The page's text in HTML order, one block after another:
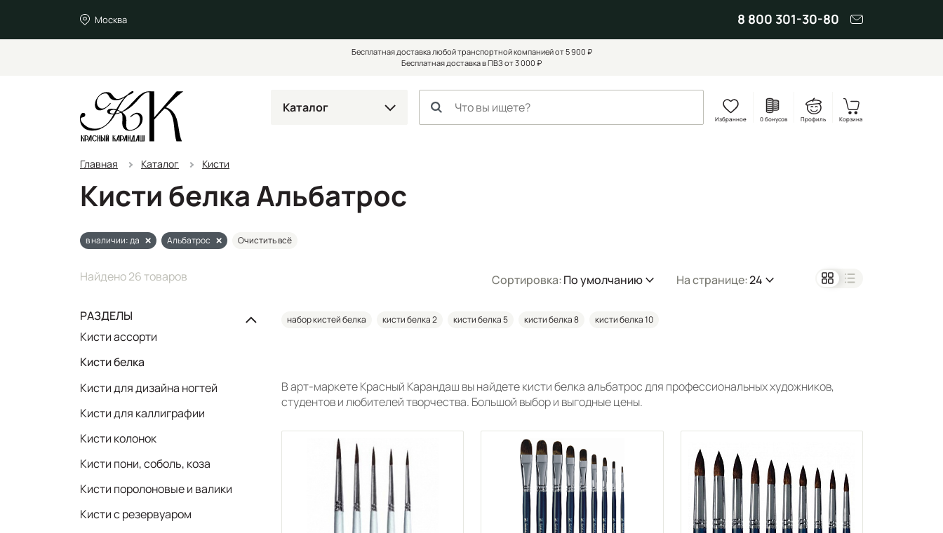
Москва 8 800 301-30-80
Бесплатная доставка любой транспортной компанией от 5 900 ₽
Бесплатная доставка в ПВЗ от 3 000 ₽
Каталог
Избранное 0 бонусов Профиль Корзина
Главная Каталог Кисти
Кисти белка Альбатрос
в наличии: да Альбатрос Очистить всё
Найдено 26 товаров Сортировка:По умолчанию На странице:24
РАЗДЕЛЫ
Кисти ассорти
Кисти белка
Кисти для дизайна ногтей
Кисти для каллиграфии
Кисти колонок
Кисти пони, соболь, коза
Кисти поролоновые и валики
Кисти с резервуаром
набор кистей белка кисти белка 2 кисти белка 5 кисти белка 8 кисти белка 10
В арт-маркете Красный Карандаш вы найдете кисти белка альбатрос для профессиональных художников,
студентов и любителей творчества. Большой выбор и выгодные цены.